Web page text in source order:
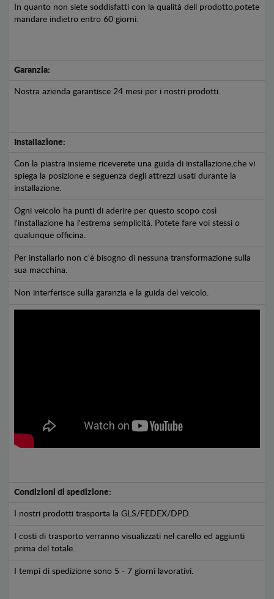
In quanto non siete soddisfatti con la qualità dell prodotto,potete
mandare indietro entro 60 giorni.
Garanzia:
Nostra azienda garantisce 24 mesi per i nostri prodotti.
Installazione:
Con la piastra insieme riceverete una guida di installazione,che vi
spiega la posizione e seguenza degli attrezzi usati durante la
installazione.
Ogni veicolo ha punti di aderire per questo scopo così
l'installazione ha l'estrema semplicità. Potete fare voi stessi o
qualunque officina.
Per installarlo non c'è bisogno di nessuna transformazione sulla
sua macchina.
Non interferisce sulla garanzia e la guida del veicolo.
Condizioni di spedizione:
I nostri prodotti trasporta la GLS/FEDEX/DPD.
I costi di trasporto verranno visualizzati nel carello ed aggiunti
prima del totale.
I tempi di spedizione sono 5 - 7 giorni lavorativi.